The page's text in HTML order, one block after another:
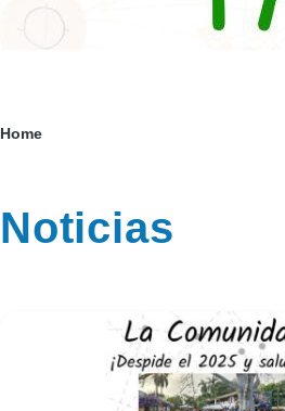
Sobrescribir
de
navegación
Home
Noticias